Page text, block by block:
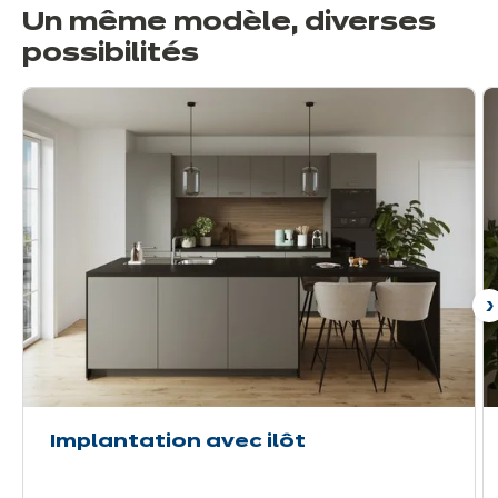
Un même modèle, diverses
possibilités
Implantation avec ilôt